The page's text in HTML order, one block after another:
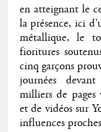
en atteignant le
la présence, ici
métallique, le
fioritures
cinq garçons
journées
milliers de
et de vidéos sur
influences